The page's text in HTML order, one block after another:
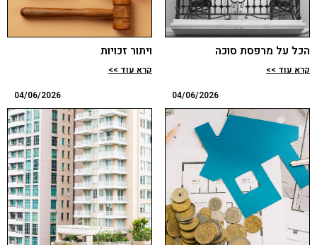
הכל על מרפסת סוכה
קרא עוד >>
ויתור זכויות
קרא עוד >>
04/06/2026
04/06/2026